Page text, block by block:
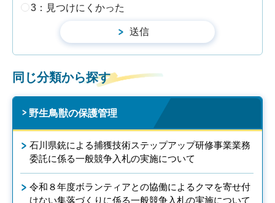
3：見つけにくかった
同じ分類から探す
野生鳥獣の保護管理
石川県銃による捕獲技術ステップアップ研修事業業務
委託に係る一般競争入札の実施について
令和８年度ボランティアとの協働によるクマを寄せ付
けない集落づくりに係る一般競争入札の実施について